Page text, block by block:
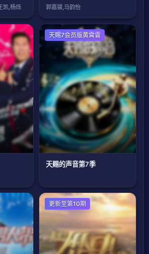
凯,杨烁 郭嘉骏,马韵怡
天赐7会员版黄霄雲
天赐的声音第7季
港台综艺
更新至第10期